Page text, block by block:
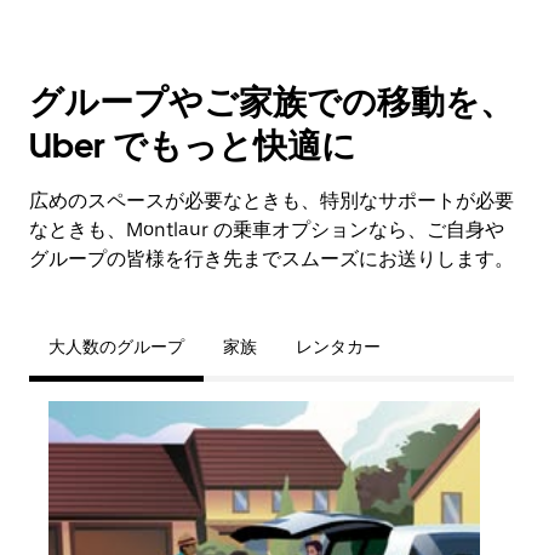
グループやご家族での移動を、
Uber でもっと快適に
広めのスペースが必要なときも、特別なサポートが必要
なときも、Montlaur の乗車オプションなら、ご自身や
グループの皆様を行き先までスムーズにお送りします。
大人数のグループ 家族 レンタカー